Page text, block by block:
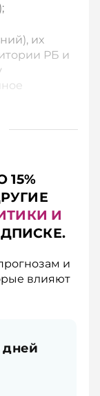
их
РБ и
И
и
влияют
дней